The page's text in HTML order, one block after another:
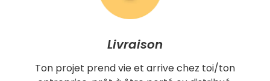
Livraison
Ton projet prend vie et arrive chez toi/ton